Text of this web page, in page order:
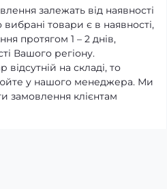
залежать від наявності
товари є в наявності,
протягом 1 – 2 днів,
Вашого регіону.
на складі, то
у нашого менеджера. Ми
замовлення клієнтам